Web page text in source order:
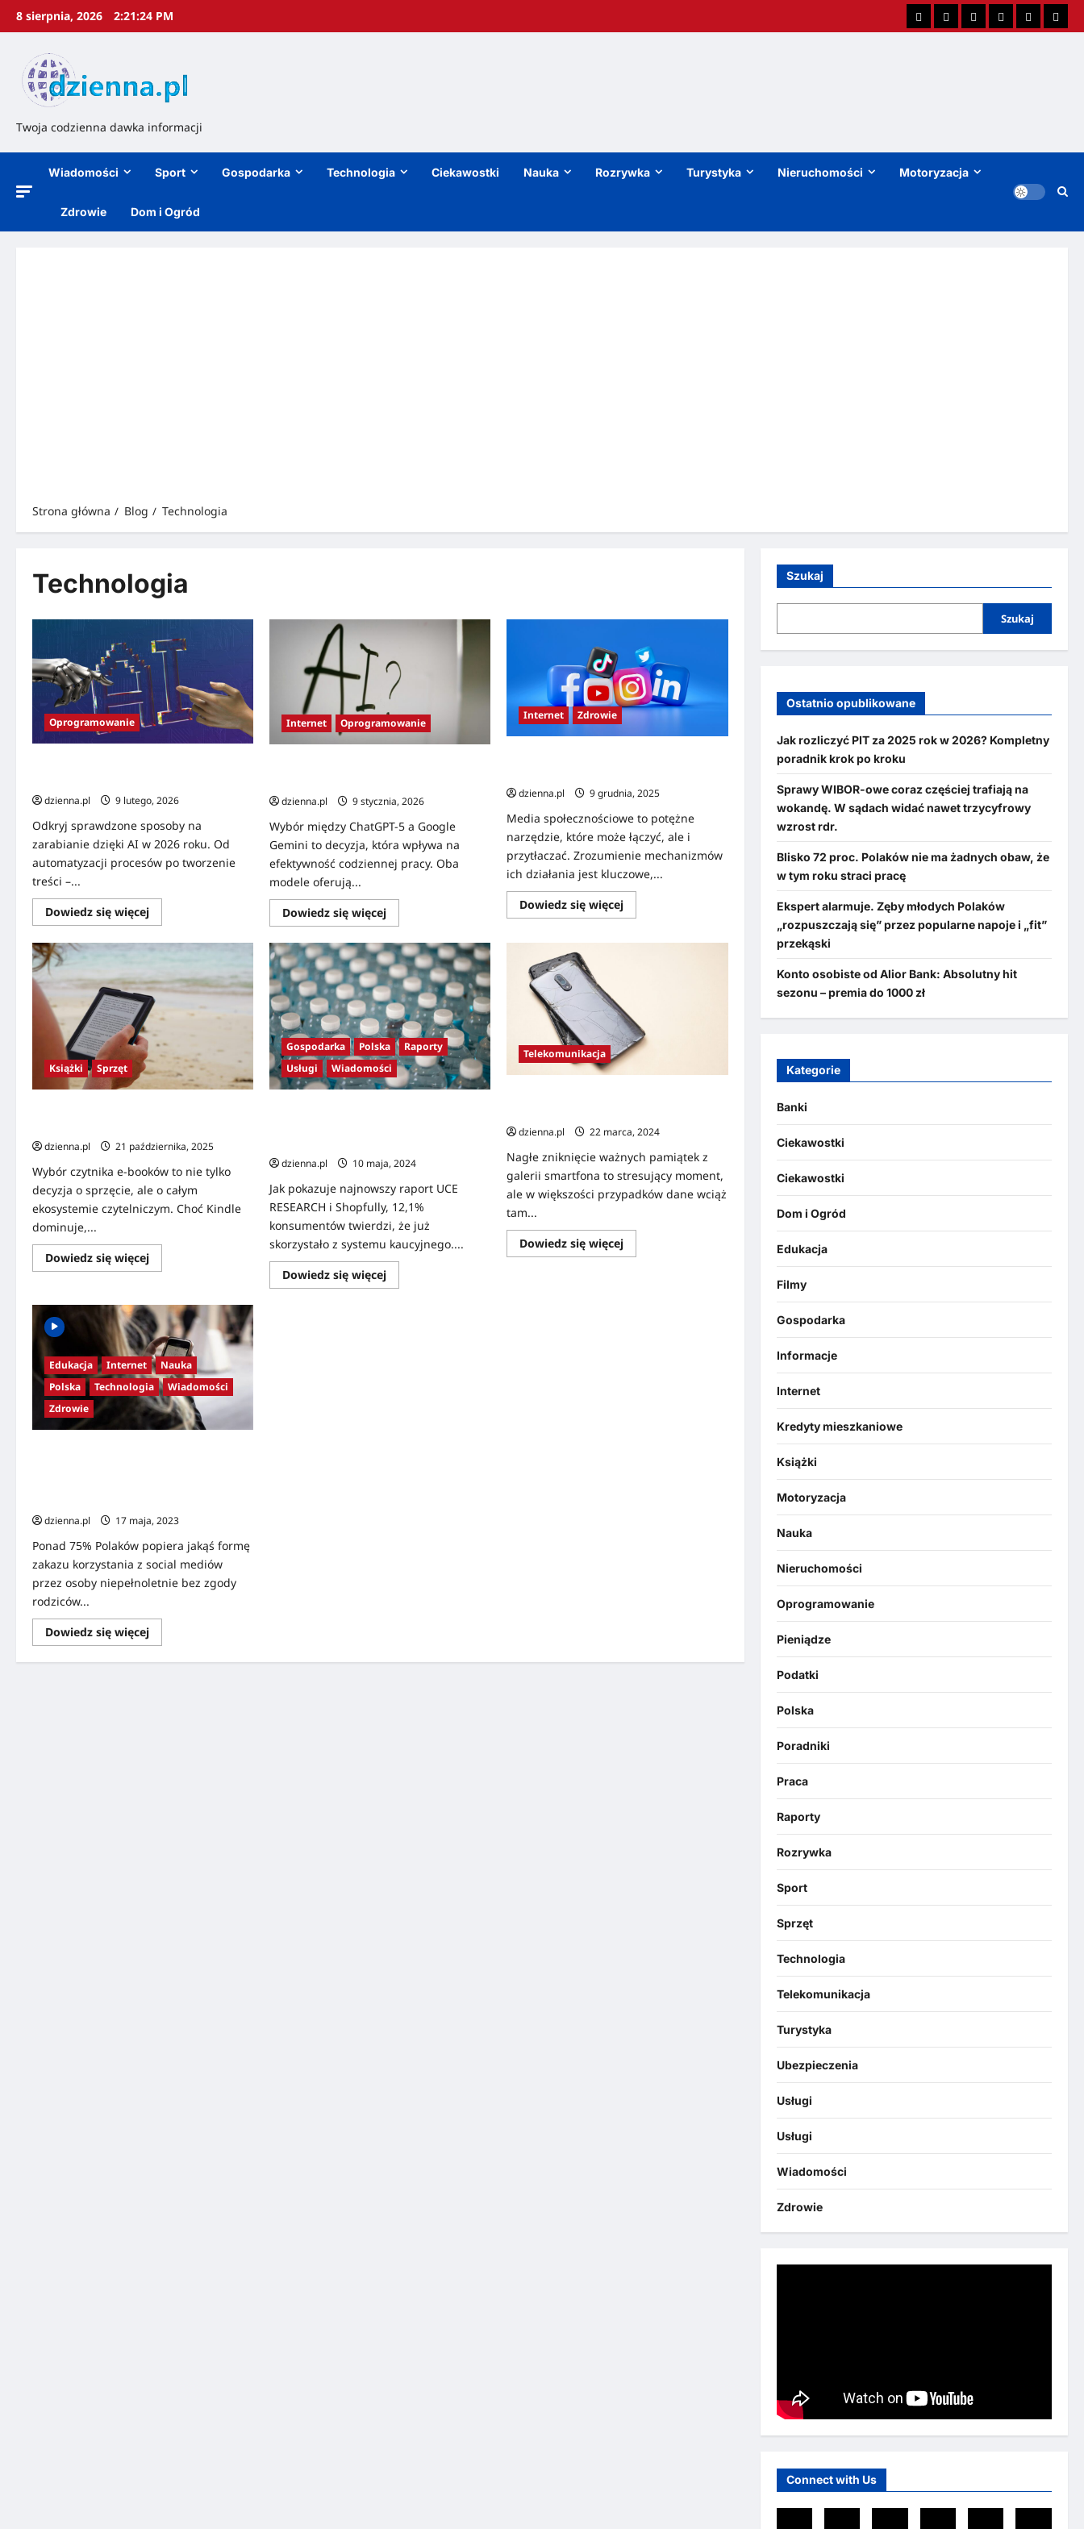
8 sierpnia, 2026 2:21:25 PM
Twoja codzienna dawka informacji
Wiadomości Sport Gospodarka Technologia Ciekawostki Nauka Rozrywka Turystyka Nieruchomości Motoryzacja
Zdrowie Dom i Ogród
Strona główna Blog Technologia
Technologia
Oprogramowanie
dzienna.pl
9 lutego, 2026
Odkryj sprawdzone sposoby na
zarabianie dzięki AI w 2026 roku. Od
automatyzacji procesów po tworzenie
treści –...
Dowiedz się więcej
Internet Oprogramowanie
dzienna.pl
9 stycznia, 2026
Wybór między ChatGPT-5 a Google
Gemini to decyzja, która wpływa na
efektywność codziennej pracy. Oba
modele oferują...
Dowiedz się więcej
Internet Zdrowie
dzienna.pl
9 grudnia, 2025
Media społecznościowe to potężne
narzędzie, które może łączyć, ale i
przytłaczać. Zrozumienie mechanizmów
ich działania jest kluczowe,...
Dowiedz się więcej
Książki Sprzęt
dzienna.pl
21 października, 2025
Wybór czytnika e-booków to nie tylko
decyzja o sprzęcie, ale o całym
ekosystemie czytelniczym. Choć Kindle
dominuje,...
Dowiedz się więcej
Gospodarka Polska
Raporty
Usługi
Wiadomości
dzienna.pl
10 maja, 2024
Jak pokazuje najnowszy raport UCE
RESEARCH i Shopfully, 12,1%
konsumentów twierdzi, że już
skorzystało z systemu kaucyjnego....
Dowiedz się więcej
Telekomunikacja
dzienna.pl
22 marca, 2024
Nagłe zniknięcie ważnych pamiątek z
galerii smartfona to stresujący moment,
ale w większości przypadków dane wciąż
tam...
Dowiedz się więcej
Edukacja Internet
Nauka
Polska
Technologia
Wiadomości
Zdrowie
dzienna.pl
17 maja, 2023
Ponad 75% Polaków popiera jakąś formę
zakazu korzystania z social mediów
przez osoby niepełnoletnie bez zgody
rodziców...
Dowiedz się więcej
Szukaj
Szukaj
Ostatnio opublikowane
Jak rozliczyć PIT za 2025 rok w 2026? Kompletny
poradnik krok po kroku
Sprawy WIBOR-owe coraz częściej trafiają na
wokandę. W sądach widać nawet trzycyfrowy
wzrost rdr.
Blisko 72 proc. Polaków nie ma żadnych obaw, że
w tym roku straci pracę
Ekspert alarmuje. Zęby młodych Polaków
„rozpuszczają się” przez popularne napoje i „fit”
przekąski
Konto osobiste od Alior Bank: Absolutny hit
sezonu – premia do 1000 zł
Kategorie
Banki
Ciekawostki
Ciekawostki
Dom i Ogród
Edukacja
Filmy
Gospodarka
Informacje
Internet
Kredyty mieszkaniowe
Książki
Motoryzacja
Nauka
Nieruchomości
Oprogramowanie
Pieniądze
Podatki
Polska
Poradniki
Praca
Raporty
Rozrywka
Sport
Sprzęt
Technologia
Telekomunikacja
Turystyka
Ubezpieczenia
Usługi
Usługi
Wiadomości
Zdrowie
Connect with Us